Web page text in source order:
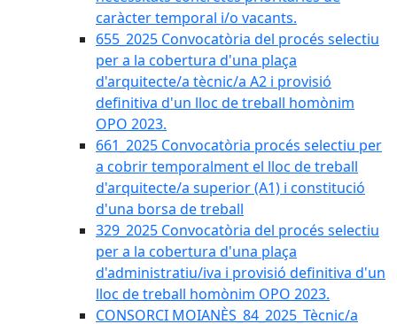
caràcter temporal i/o vacants.
655_2025 Convocatòria del procés selectiu
per a la cobertura d'una plaça
d'arquitecte/a tècnic/a A2 i provisió
definitiva d'un lloc de treball homònim
OPO 2023.
661_2025 Convocatòria procés selectiu per
a cobrir temporalment el lloc de treball
d'arquitecte/a superior (A1) i constitució
d'una borsa de treball
329_2025 Convocatòria del procés selectiu
per a la cobertura d'una plaça
d'administratiu/iva i provisió definitiva d'un
lloc de treball homònim OPO 2023.
CONSORCI MOIANÈS_84_2025_Tècnic/a